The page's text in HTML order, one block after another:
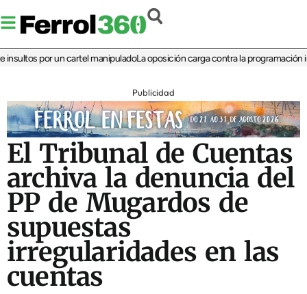
por un cartel manipuladoLa oposición carga contra la programación
Publicidad
El Tribunal de Cuentas
archiva la denuncia del
PP de Mugardos de
supuestas
irregularidades en las
cuentas